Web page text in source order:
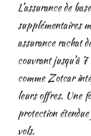
L’assurance de
supplémentaires
assurance rachat
couvrant jusqu’à
comme Zotcar
leurs offres. Une
protection
vols.